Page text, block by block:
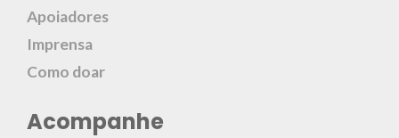
Apoiadores
Imprensa
Como doar
Acompanhe